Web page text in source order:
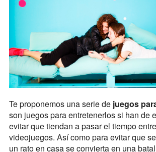
Te proponemos una serie de juegos
son juegos para entretenerlos si han de
evitar que tiendan a pasar el tiempo
videojuegos. Así como para evitar que
un rato en casa se convierta en una